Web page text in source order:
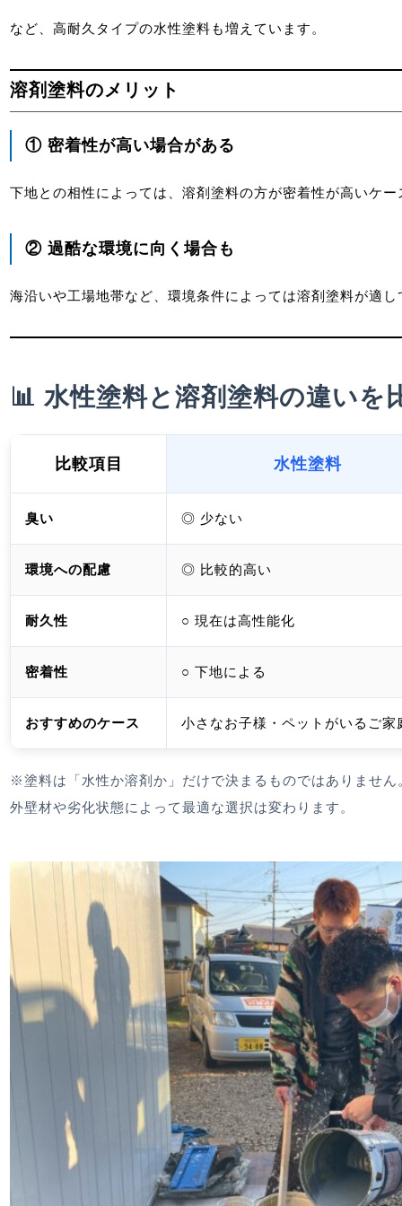
など、高耐久タイプの水性塗料も増えています。
溶剤塗料のメリット
① 密着性が高い場合がある
下地との相性によっては、溶剤塗料の方が密着性が高いケ
② 過酷な環境に向く場合も
海沿いや工場地帯など、環境条件によっては溶剤塗料が適
📊 水性塗料と溶剤塗料の違いを
比較項目 水性塗料
臭い ◎ 少ない
環境への配慮 ◎ 比較的高い
耐久性 ○ 現在は高性能化
密着性 ○ 下地による
おすすめのケース 小さなお子様・ペットがいるご家
※塗料は「水性か溶剤か」だけで決まるものではありません
外壁材や劣化状態によって最適な選択は変わります。